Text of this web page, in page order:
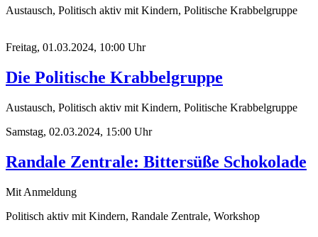
Austausch, Politisch aktiv mit Kindern, Politische Krabbelgruppe
Freitag, 01.03.2024, 10:00 Uhr
Die Politische Krabbelgruppe
Austausch, Politisch aktiv mit Kindern, Politische Krabbelgruppe
Samstag, 02.03.2024, 15:00 Uhr
Randale Zentrale: Bittersüße Schokolade
Mit Anmeldung
Politisch aktiv mit Kindern, Randale Zentrale, Workshop